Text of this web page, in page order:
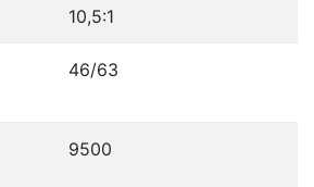
10,5:1
46/63
9500